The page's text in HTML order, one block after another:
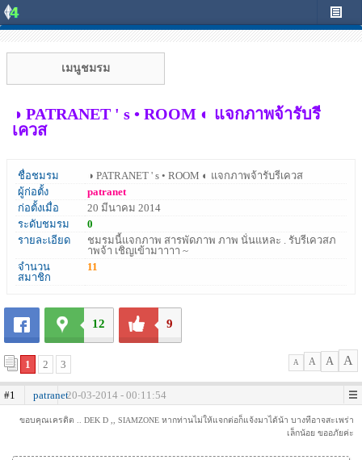
เมนูชมรม
◑ PATRANET ' s • ROOM ◐ แจกภาพจ้ารับรี
เควส
ชื่อชมรม
◑ PATRANET ' s • ROOM ◐ แจกภาพจ้ารับรีเควส
ผู้ก่อตั้ง
patranet
ก่อตั้งเมื่อ
20 มีนาคม 2014
ระดับชมรม
0
รายละเอียด
ชมรมนี้แจกภาพ สารพัดภาพ ภาพ นั่นแหละ . รับรีเควสภ
าพจ้า เชิญเข้ามาาาา ~
จำนวน
สมาชิก
11
12 9
1 2 3 A A A A
#1 patranet20-03-2014 - 00:11:54
ขอบคุณเครดิต .. DEK D ,, SIAMZONE หากท่านไม่ให้แจกต่อก็แจ้งมาได้น้า บางทีอาจสะเพร่า
เล็กน้อย ขออภัยค่ะ